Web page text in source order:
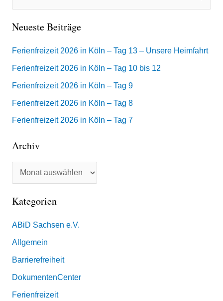
c
h
a
c
Neueste Beiträge
Ferienfreizeit 2026 in Köln – Tag 13 – Unsere Heimfahrt
Ferienfreizeit 2026 in Köln – Tag 10 bis 12
Ferienfreizeit 2026 in Köln – Tag 9
Ferienfreizeit 2026 in Köln – Tag 8
Ferienfreizeit 2026 in Köln – Tag 7
Archiv
c
i
v
Kategorien
ABiD Sachsen e.V.
Allgemein
Barrierefreiheit
DokumentenCenter
Ferienfreizeit